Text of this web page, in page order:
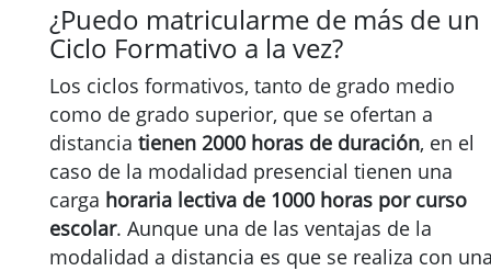
¿Puedo matricularme de más de un
Ciclo Formativo a la vez?
Los ciclos formativos, tanto de grado medio
como de grado superior, que se ofertan a
distancia tienen 2000 horas de duración, en el
caso de la modalidad presencial tienen una
carga horaria lectiva de 1000 horas por curso
escolar. Aunque una de las ventajas de la
modalidad a distancia es que se realiza con